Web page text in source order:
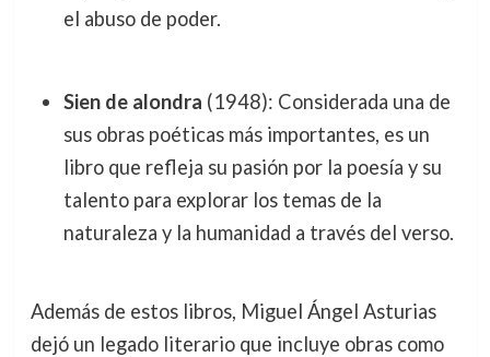
el abuso de poder.
Sien de alondra (1948): Considerada una de
sus obras poéticas más importantes, es un
libro que refleja su pasión por la poesía y su
talento para explorar los temas de la
naturaleza y la humanidad a través del verso.
Además de estos libros, Miguel Ángel Asturias
dejó un legado literario que incluye obras como